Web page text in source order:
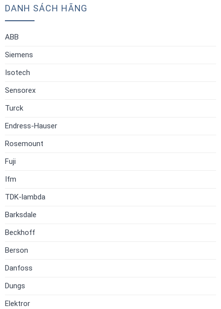
DANH SÁCH HÃNG
ABB
Siemens
Isotech
Sensorex
Turck
Endress-Hauser
Rosemount
Fuji
Ifm
TDK-lambda
Barksdale
Beckhoff
Berson
Danfoss
Dungs
Elektror